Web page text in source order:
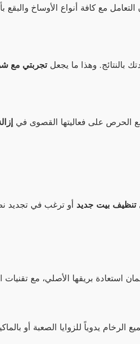
مع كافة أنواع الأوساخ والبقع
بالنتائج. وهذا ما يجعل تجربتي مع
الحرص على فعاليتها القصوى في
تنظيف بيت جديد أو ترغب في تجديد
استعادة بريقها الأصلي، مع تقنيات
يدوياً للزوايا الصعبة أو